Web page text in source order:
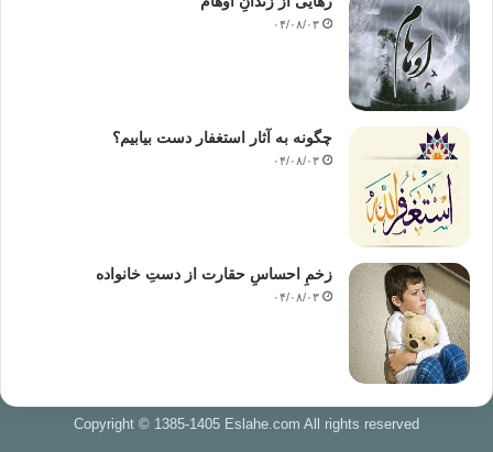
۰۴/۰۸/۰۳
چگونه به آثار استغفار دست بیابیم؟
۰۴/۰۸/۰۳
زخمِ احساسِ حقارت از دستِ خانواده
۰۴/۰۸/۰۳
Copyright © 1385-1405 Eslahe.com All rights reserved